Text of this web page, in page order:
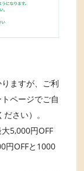
ますが、ご利
ページでご自
さい）。
5,000円OFF
円OFFと1000